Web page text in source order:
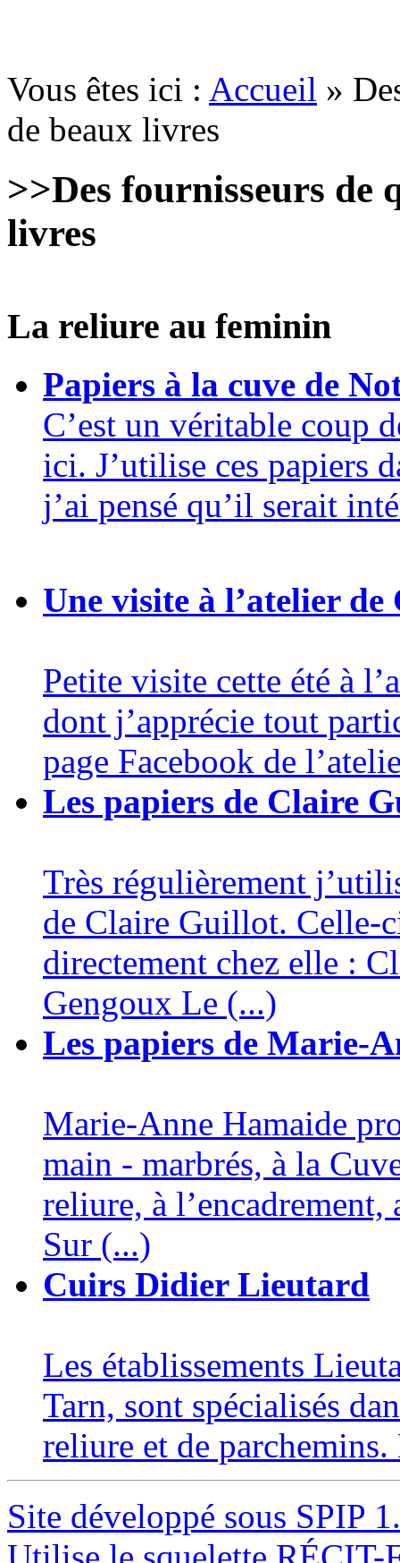
Vous êtes ici : Accueil »
de beaux livres
>>Des fournisseurs de
livres
La reliure au feminin
Papiers à la cuve de
C’est un véritable coup
ici. J’utilise ces papiers
j’ai pensé qu’il serait
Une visite à l’atelier
Petite visite cette été à
dont j’apprécie tout
page Facebook de
Les papiers de Claire
Très régulièrement
de Claire Guillot. Celle-
directement chez elle :
Gengoux Le (...)
Les papiers de Marie-
Marie-Anne Hamaide
main - marbrés, à la
reliure, à
Sur (...)
Cuirs Didier Lieutard
Les établissements
Tarn, sont spécialisés
reliure et de
Site développé sous SPIP